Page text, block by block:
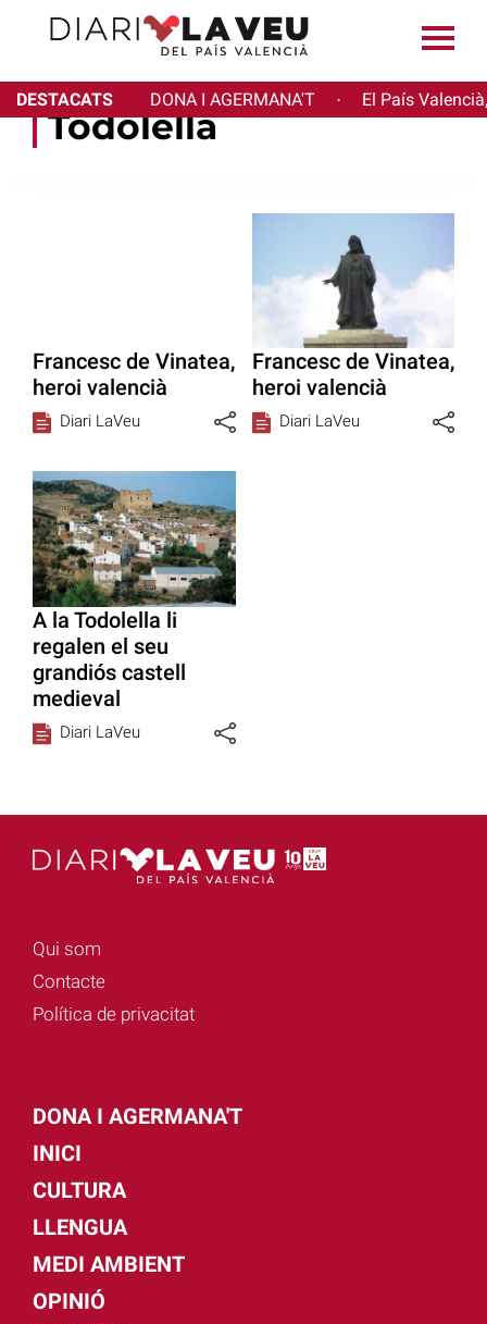
DESTACATS DONA I AGERMANA'T · El País
Todolella
Francesc de Vinatea,
heroi valencià
Diari LaVeu
Francesc de Vinatea,
heroi valencià
Diari LaVeu
A la Todolella li
regalen el seu
grandiós castell
medieval
Diari LaVeu
Qui som
Contacte
Política de privacitat
DONA I AGERMANA'T
INICI
CULTURA
LLENGUA
MEDI AMBIENT
OPINIÓ